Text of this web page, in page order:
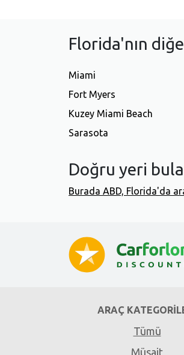
Florida'nın
Miami
Fort Myers
Kuzey Miami Beach
Sarasota
Doğru yeri
Burada ABD, Florida'da
ARAÇ
Tümü
Müsait